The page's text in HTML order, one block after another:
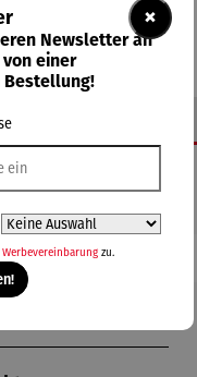
×
Newsletter an
einer
Werbevereinbarungzu.